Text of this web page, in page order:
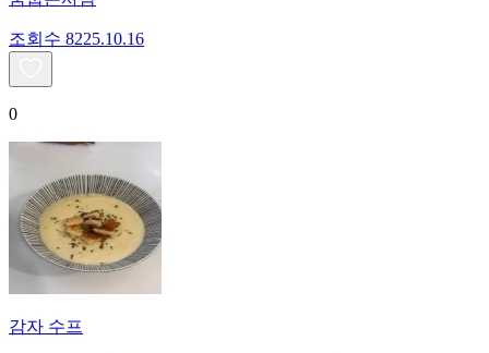
조회수 8225.10.16
0
감자 수프